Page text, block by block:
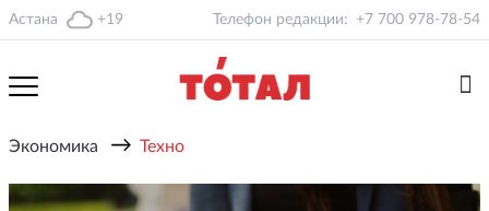
Астана +19 Телефон редакции: +7 700 978-78-54
Экономика → Техно